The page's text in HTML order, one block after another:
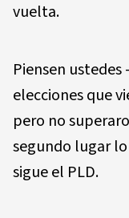
vuelta.
Piensen
elecciones que
pero no
segundo lugar
sigue el PLD.